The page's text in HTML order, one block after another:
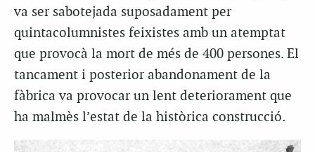
va ser sabotejada suposadament per
quintacolumnistes feixistes amb un atemptat
que provocà la mort de més de 400 persones. El
tancament i posterior abandonament de la
fàbrica va provocar un lent deteriorament que
ha malmès l’estat de la històrica construcció.